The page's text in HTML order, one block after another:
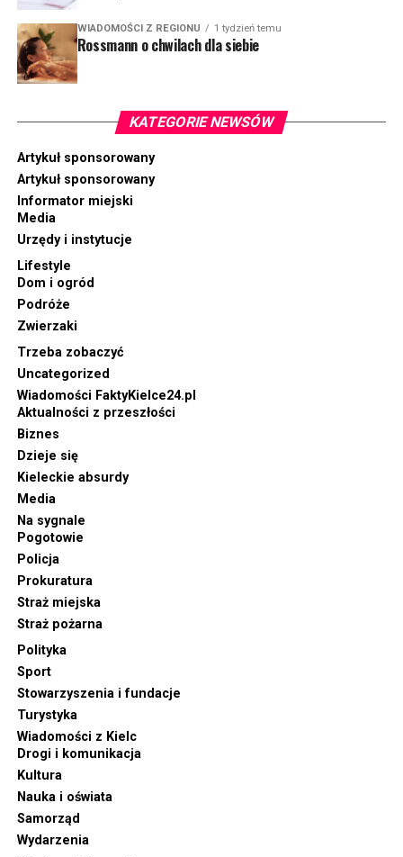
WIADOMOŚCI Z REGIONU 1 tydzień temu
Rossmann o chwilach dla siebie
KATEGORIE NEWSÓW
Artykuł sponsorowany
Artykuł sponsorowany
Informator miejski
Media
Urzędy i instytucje
Lifestyle
Dom i ogród
Podróże
Zwierzaki
Trzeba zobaczyć
Uncategorized
Wiadomości FaktyKielce24.pl
Aktualności z przeszłości
Biznes
Dzieje się
Kieleckie absurdy
Media
Na sygnale
Pogotowie
Policja
Prokuratura
Straż miejska
Straż pożarna
Polityka
Sport
Stowarzyszenia i fundacje
Turystyka
Wiadomości z Kielc
Drogi i komunikacja
Kultura
Nauka i oświata
Samorząd
Wydarzenia